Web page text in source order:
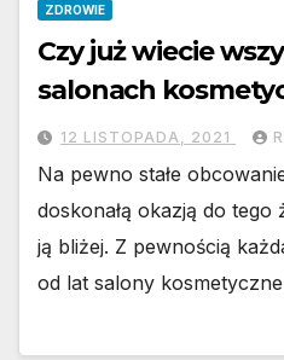
ZDROWIE
Czy już wiecie
salonach
12 LISTOPADA, 2021
Na pewno stałe
doskonałą okazją do
ją bliżej. Z pewnością
od lat salony